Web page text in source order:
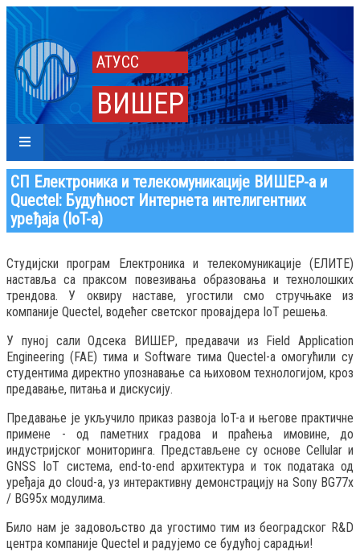
АТУСС
ВИШЕР
СП Електроника и телекомуникације ВИШЕР-а и
Quectel: Будућност Интернета интелигентних
уређаја (IoT-а)
Студијски програм Електроника и телекомуникације (ЕЛИТЕ)
наставља са праксом повезивања образовања и технолошких
трендова. У оквиру наставе, угостили смо стручњаке из
компаније Quectel, водећег светског провајдера IoT решења.
У пуној сали Одсека ВИШЕР, предавачи из Field Application
Engineering (FAE) тима и Software тима Quectel-а омогућили су
студентима директно упознавање са њиховом технологијом, кроз
предавање, питања и дискусију.
Предавање је укључило приказ развоја IoT-а и његове практичне
примене - од паметних градова и праћења имовине, до
индустријског мониторинга. Представљене су основе Cellular и
GNSS IoT система, end-to-end архитектура и ток података од
уређаја до cloud-а, уз интерактивну демонстрацију на Sony BG77x
/ BG95x модулима.
Било нам је задовољство да угостимо тим из београдског R&D
центра компаније Quectel и радујемо се будућој сарадњи!